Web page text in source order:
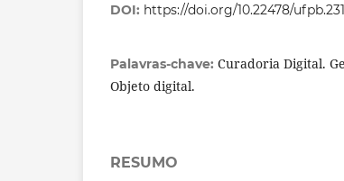
DOI: https://doi.org/10.22478/
Palavras-chave: Curadoria Digital.
Objeto digital.
RESUMO